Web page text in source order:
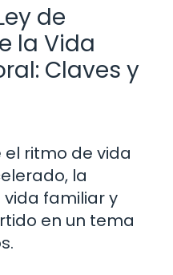
de
la Vida
Claves y
el ritmo de vida
la
familiar y
en un tema